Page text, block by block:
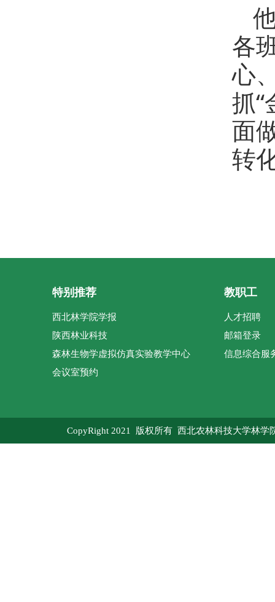
各
心
抓
面
转
特别推荐
西北林学院学报
陕西林业科技
森林生物学虚拟仿真实验教学中心
会议室预约
教职工
人才招聘
邮箱登录
信息综合服
CopyRight 2021 版权所有 西北农林科技大学林